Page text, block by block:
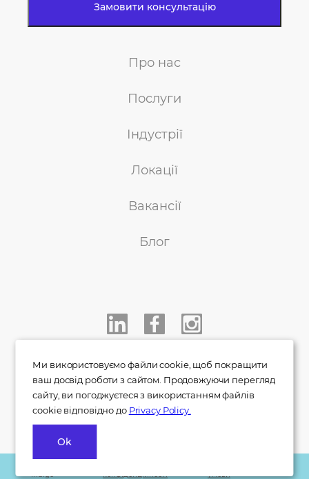
info@indigo.co.ua
Про нас
Послуги
Індустрії
Локації
Вакансії
Блог
«Indigo»
конфіденційності
умови
Ми використовуємо файли cookie, щоб покращити
ваш досвід роботи з сайтом. Продовжуючи перегляд
сайту, ви погоджуєтеся з використанням файлів
cookie відповідно до Privacy Policy.
Ok